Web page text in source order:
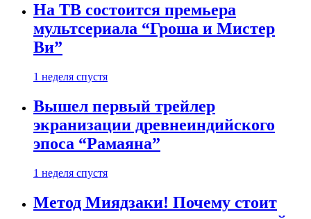
На ТВ состоится премьера
мультсериала “Гроша и Мистер
Ви”
1 неделя спустя
Вышел первый трейлер
экранизации древнеиндийского
эпоса “Рамаяна”
1 неделя спустя
Метод Миядзаки! Почему стоит